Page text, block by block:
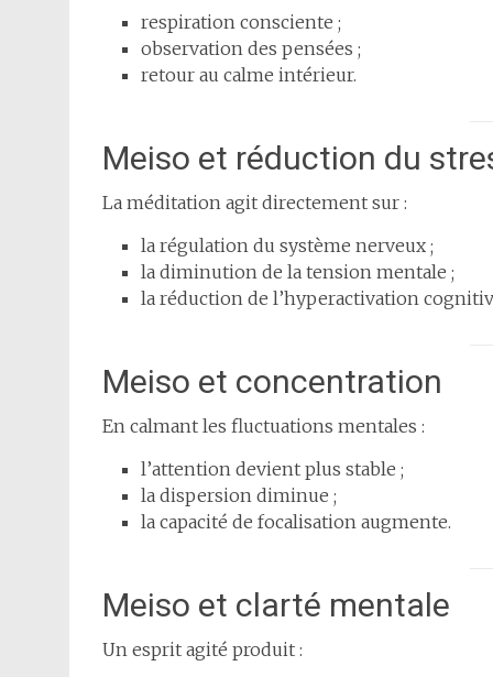
respiration consciente ;
observation des pensées ;
retour au calme intérieur.
Meiso et réduction du
La méditation agit directement sur :
la régulation du système nerveux ;
la diminution de la tension mentale ;
la réduction de l’hyperactivation
Meiso et concentration
En calmant les fluctuations mentales :
l’attention devient plus stable ;
la dispersion diminue ;
la capacité de focalisation augmente.
Meiso et clarté mentale
Un esprit agité produit :